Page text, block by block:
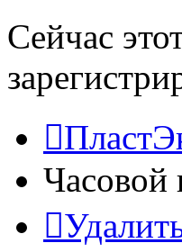
Сейчас
Часовой